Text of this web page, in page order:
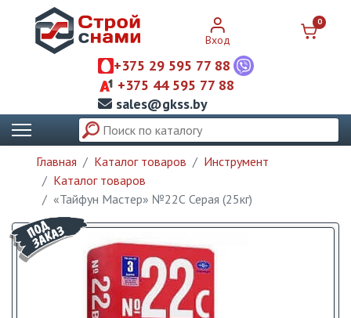
+375 29 595 77 88
+375 44 595 77 88
sales@gkss.by
Вход
0
Главная Каталог товаров
Инструмент
Каталог товаров
«Тайфун Мастер» №22С Серая (25кг)